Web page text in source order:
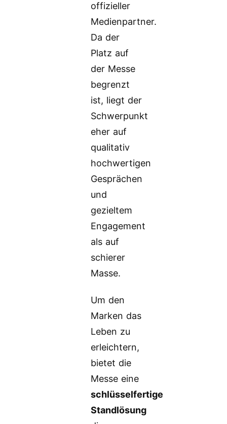
offizieller
Medienpartner.
Da der
Platz auf
der Messe
begrenzt
ist, liegt der
Schwerpunkt
eher auf
qualitativ
hochwertigen
Gesprächen
und
gezieltem
Engagement
als auf
schierer
Masse.
Um den
Marken das
Leben zu
erleichtern,
bietet die
Messe eine
schlüsselfertige
Standlösung